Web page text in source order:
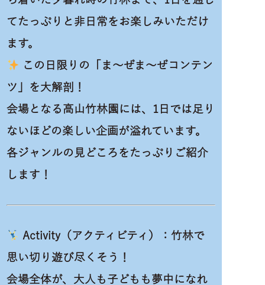
てたっぷりと非日常をお楽しみいただけ
ます。
この日限りの「ま〜ぜま〜ぜコンテン
ツ」を大解剖！
会場となる高山竹林園には、1日では足り
ないほどの楽しい企画が溢れています。
各ジャンルの見どころをたっぷりご紹介
します！
Activity（アクティビティ）：竹林で
思い切り遊び尽くそう！
会場全体が、大人も子どもも夢中になれ